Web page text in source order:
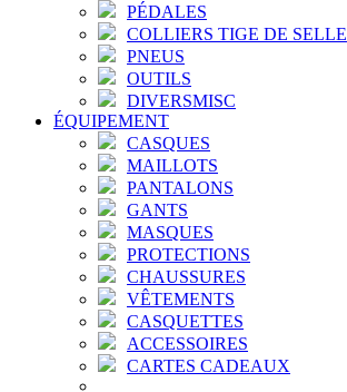
PÉDALES
COLLIERS TIGE DE SELLE
PNEUS
OUTILS
DIVERSMISC
ÉQUIPEMENT
CASQUES
MAILLOTS
PANTALONS
GANTS
MASQUES
PROTECTIONS
CHAUSSURES
VÊTEMENTS
CASQUETTES
ACCESSOIRES
CARTES CADEAUX